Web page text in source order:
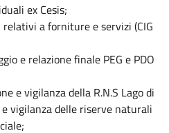
ex Cesis;
a forniture e servizi (CIG
e relazione finale PEG e PDO
e vigilanza della R.N.S Lago di
vigilanza delle riserve naturali